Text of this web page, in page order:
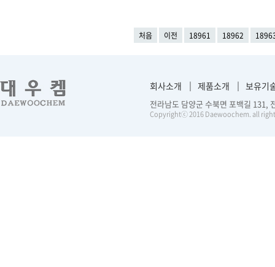
처음 이전 18961 18962
회사소개 제품소개 보유기
전라남도 담양군 수북면 포백길
Copyrightⓒ 2016 Daewoochem. all